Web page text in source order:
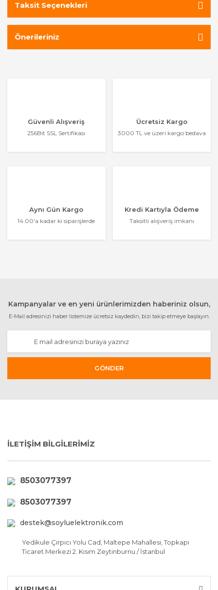
Taksit Seçenekleri
Önerileriniz
Güvenli Alışveriş
256Bit SSL Sertifikası
Ücretsiz Kargo
3000 TL ve üzeri kargo bedava
Aynı Gün Kargo
14:00'a kadar ki siparişlerde
Kredi Kartıyla Ödeme
Taksitli alışveriş imkanı
Kampanyalar ve en yeni ürünlerimizden haberiniz olsun,
E-Mail adresinizi haber listemize ücretsiz kaydedin, bizi takip etmeye başlayın.
GÖNDER
İLETİŞİM BİLGİLERİMİZ
8503077397
8503077397
destek@soyluelektronik.com
Yedikule Çırpıcı Yolu Cad, Maltepe Mahallesi, Topkapı
Ticaret Merkezi 2. Kısım Zeytinburnu / İstanbul